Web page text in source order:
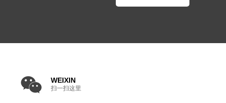
WEIXIN
扫一扫这里